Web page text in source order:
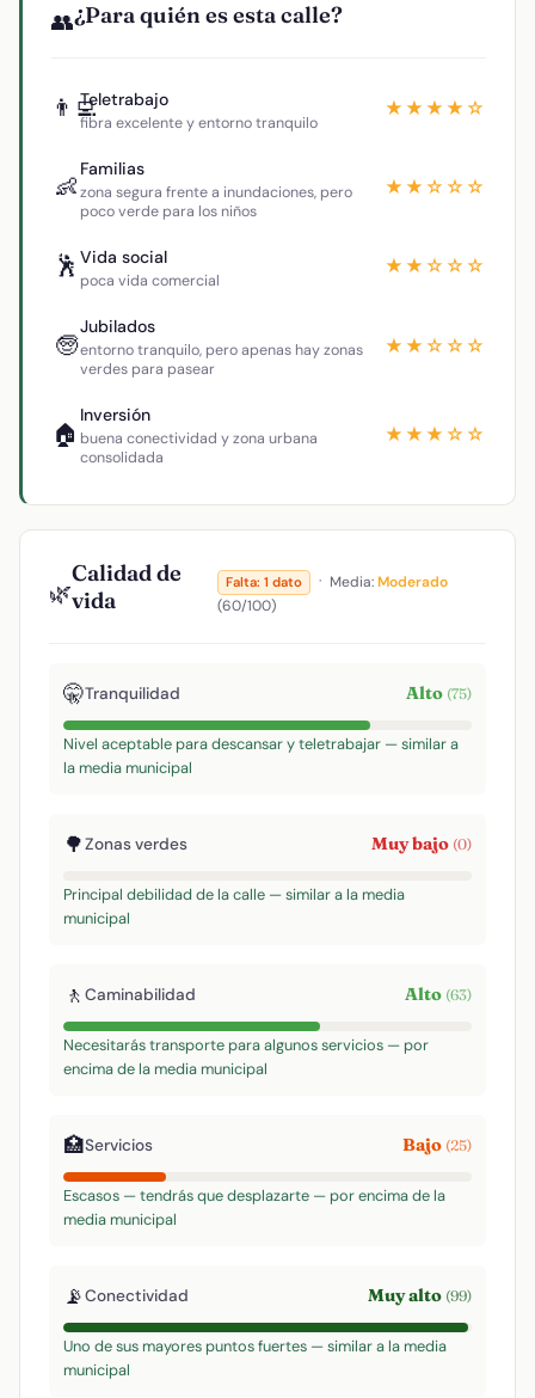
👥¿Para quién es esta calle?
👨‍💻Teletrabajo
fibra excelente y entorno tranquilo
★★★★☆
👶
Familias
zona segura frente a inundaciones, pero
poco verde para los niños
★★☆☆☆
🕺 Vida social
poca vida comercial
★★☆☆☆
🧓
Jubilados
entorno tranquilo, pero apenas hay zonas
verdes para pasear
★★☆☆☆
🏠
Inversión
buena conectividad y zona urbana
consolidada
★★★☆☆
🌿
Calidad de
vida
Falta: 1 dato · Media:Moderado
(60/100)
🤫Tranquilidad Alto (75)
Nivel aceptable para descansar y teletrabajar — similar a
la media municipal
🌳Zonas verdes Muy bajo (0)
Principal debilidad de la calle — similar a la media
municipal
🚶 Caminabilidad Alto (63)
Necesitarás transporte para algunos servicios — por
encima de la media municipal
🏥Servicios Bajo (25)
Escasos — tendrás que desplazarte — por encima de la
media municipal
📡Conectividad Muy alto (99)
Uno de sus mayores puntos fuertes — similar a la media
municipal